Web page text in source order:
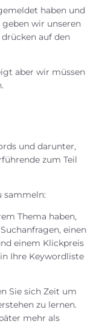
haben und
wir unseren
auf den
aber wir müssen
und darunter,
zum Teil
sammeln:
Thema haben,
einen
einem Klickpreis
Ihre Keywordliste
Sie sich Zeit um
zu lernen.
mehr als